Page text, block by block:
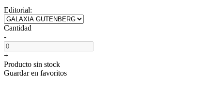
Editorial:
Cantidad
-
+
Producto sin stock
Guardar en favoritos